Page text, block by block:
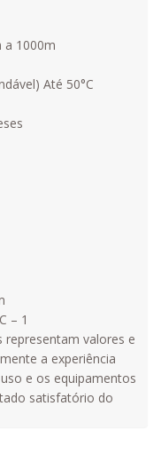
a 1000m
Até 50°C
– 1
representam valores e
a experiência
e os equipamentos
satisfatório do